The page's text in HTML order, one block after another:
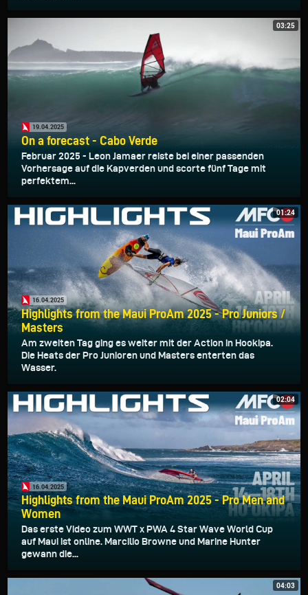
03:25
19.04.2025
On a forecast - Cabo Verde
Februar 2025 - Leon Jamaer reiste bei einer passenden
Vorhersage auf die Kapverden und scorte fünf Tage mit
perfektem...
01:24
16.04.2025
Highlights from the Maui ProAm 2025 - Pro Juniors /
Masters
Am zweiten Tag ging es weiter mit der Action in Hookipa.
Die Heats der Pro Junioren und Masters enterten das
Wasser.
02:04
16.04.2025
Highlights from the Maui ProAm 2025 - Pro Men and
Women
Das erste Video zum WWT x PWA 4 Star Wave World Cup
auf Maui ist online. Marcilio Browne und Marine Hunter
gewann die...
04:03